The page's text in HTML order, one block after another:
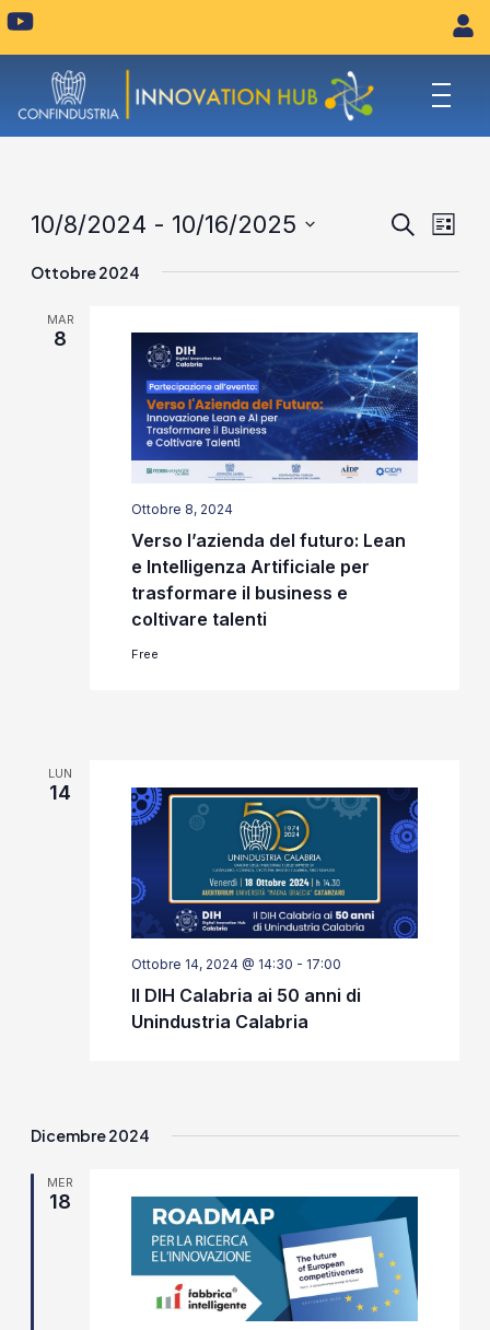
Y
o
t
u
Eventi
viste
CercaLista
10/8/2024 - 10/16/2025
la
Ottobre 2024
MAR
8
Ottobre 8, 2024
Verso l’azienda del futuro: Lean
e Intelligenza Artificiale per
trasformare il business e
coltivare talenti
Free
LUN
14
Ottobre 14, 2024 @ 14:30 - 17:00
Il DIH Calabria ai 50 anni di
Unindustria Calabria
Dicembre 2024
MER
18